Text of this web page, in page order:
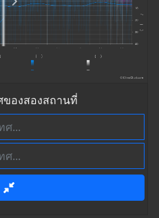
ของสองสถานที่